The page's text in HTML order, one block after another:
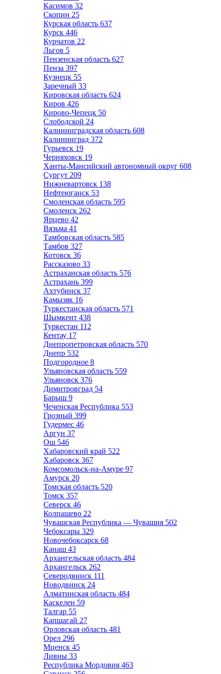
Касимов 32
Скопин 25
Курская область 637
Курск 446
Курчатов 22
Льгов 5
Пензенская область 627
Пенза 397
Кузнецк 55
Заречный 33
Кировская область 624
Киров 426
Кирово-Чепецк 50
Слободской 24
Калининградская область 608
Калининград 372
Гурьевск 19
Черняховск 19
Ханты-Мансийский автономный округ 608
Сургут 209
Нижневартовск 138
Нефтеюганск 53
Смоленская область 595
Смоленск 262
Ярцево 42
Вязьма 41
Тамбовская область 585
Тамбов 327
Котовск 36
Рассказово 33
Астраханская область 576
Астрахань 399
Ахтубинск 37
Камызяк 16
Туркестанская область 571
Шымкент 438
Туркестан 112
Кентау 17
Днепропетровская область 570
Днепр 532
Подгородное 8
Ульяновская область 559
Ульяновск 376
Димитровград 54
Барыш 9
Чеченская Республика 553
Грозный 399
Гудермес 46
Аргун 37
Ош 546
Хабаровский край 522
Хабаровск 367
Комсомольск-на-Амуре 97
Амурск 20
Томская область 520
Томск 357
Северск 46
Колпашево 22
Чувашская Республика — Чувашия 502
Чебоксары 329
Новочебоксарск 68
Канаш 43
Архангельская область 484
Архангельск 262
Северодвинск 111
Новодвинск 24
Алматинская область 484
Каскелен 59
Талгар 55
Капшагай 27
Орловская область 481
Орел 296
Мценск 45
Ливны 33
Республика Мордовия 463